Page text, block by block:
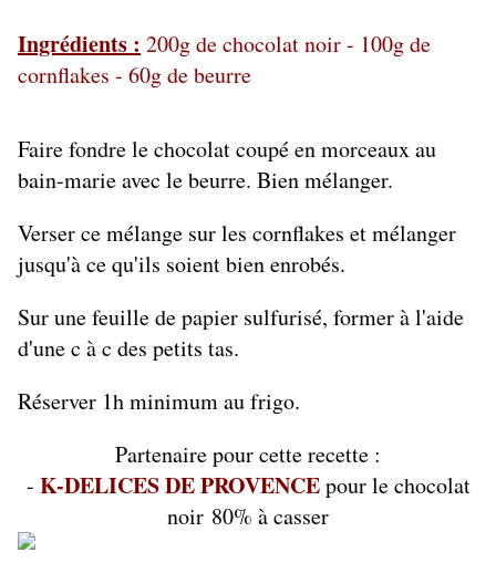
Ingrédients : 200g de chocolat noir - 100g de
cornflakes - 60g de beurre
Faire fondre le chocolat coupé en morceaux au
bain-marie avec le beurre. Bien mélanger.
Verser ce mélange sur les cornflakes et mélanger
jusqu'à ce qu'ils soient bien enrobés.
Sur une feuille de papier sulfurisé, former à l'aide
d'une c à c des petits tas.
Réserver 1h minimum au frigo.
Partenaire pour cette recette :
- K-DELICES DE PROVENCEpour le chocolat
noir 80% à casser